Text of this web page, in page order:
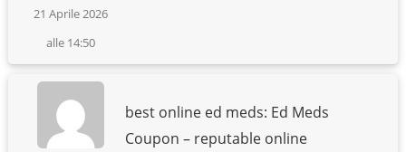
21 Aprile 2026
alle 14:50
best online ed meds: Ed Meds
Coupon – reputable online